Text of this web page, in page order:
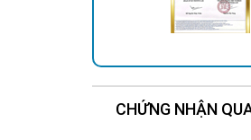
CHỨNG NHẬN